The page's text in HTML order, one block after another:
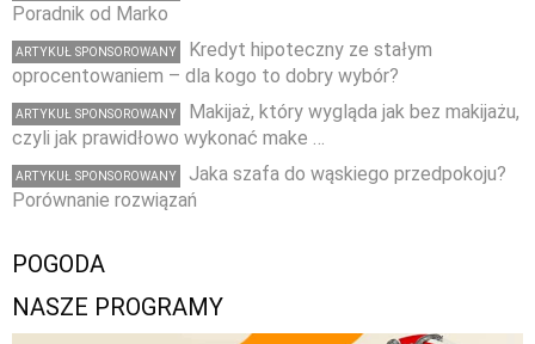
Poradnik od Marko
ARTYKUŁ SPONSOROWANY
Kredyt hipoteczny ze stałym
oprocentowaniem – dla kogo to dobry wybór?
ARTYKUŁ SPONSOROWANY
Makijaż, który wygląda jak bez makijażu,
czyli jak prawidłowo wykonać make …
ARTYKUŁ SPONSOROWANY
Jaka szafa do wąskiego przedpokoju?
Porównanie rozwiązań
POGODA
NASZE PROGRAMY